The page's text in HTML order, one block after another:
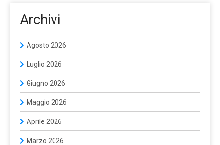
Archivi
Agosto 2026
Luglio 2026
Giugno 2026
Maggio 2026
Aprile 2026
Marzo 2026